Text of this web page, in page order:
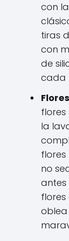
con
tiras
con
de
cada
flores
la
no
antes